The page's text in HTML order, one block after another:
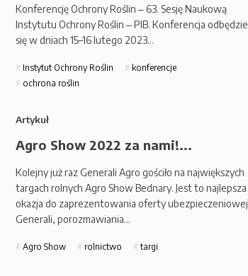
Konferencję Ochrony Roślin ‒ 63. Sesję Naukową
Instytutu Ochrony Roślin ‒ PIB. Konferencja odbędzie
się w dniach 15–16 lutego 2023…
Instytut Ochrony Roślin
konferencje
ochrona roślin
Artykuł
Agro Show 2022 za nami!...
Kolejny już raz Generali Agro gościło na największych
targach rolnych Agro Show Bednary. Jest to najlepsza
okazja do zaprezentowania oferty ubezpieczeniowej
Generali, porozmawiania…
Agro Show rolnictwo targi